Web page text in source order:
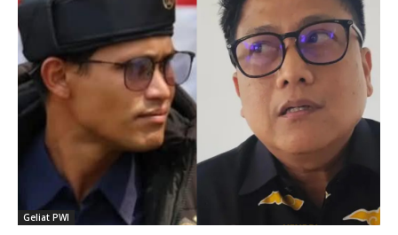
Geliat PWI